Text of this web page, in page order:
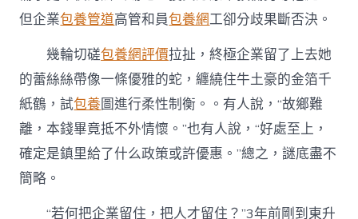
但企業包養管道高管和員包養網工卻分歧果斷否決。
幾輪切磋包養網評價拉扯，終極企業留了上去她
的蕾絲絲帶像一條優雅的蛇，纏繞住牛土豪的金箔千
紙鶴，試包養圖進行柔性制衡。。有人說，“故鄉難
離，本錢畢竟抵不外情懷。”也有人說，“好處至上，
確定是鎮里給了什么政策或許優惠。”總之，謎底盡不
簡略。
“若何把企業留住，把人才留住？”3年前剛到東升